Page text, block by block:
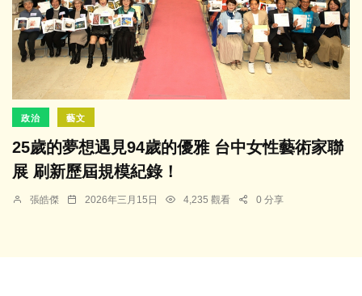
政治 藝文
25歲的夢想遇見94歲的優雅 台中女性藝術家聯
展 刷新歷屆規模紀錄！
張皓傑 2026年三月15日 4,235 觀看 0 分享